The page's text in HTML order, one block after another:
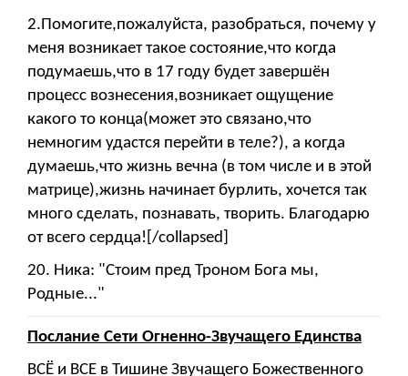
2.Помогите,пожалуйста, разобраться, почему у
меня возникает такое состояние,что когда
подумаешь,что в 17 году будет завершён
процесс вознесения,возникает ощущение
какого то конца(может это связано,что
немногим удастся перейти в теле?), а когда
думаешь,что жизнь вечна (в том числе и в этой
матрице),жизнь начинает бурлить, хочется так
много сделать, познавать, творить. Благодарю
от всего сердца![/collapsed]
20. Ника: "Стоим пред Троном Бога мы,
Родные..."
Послание Сети Огненно-Звучащего Единства
ВСЁ и ВСЕ в Тишине Звучащего Божественного